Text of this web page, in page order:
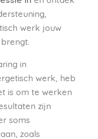
werk jouw
in
werk, heb
is om te werken
zijn
soms
zoals